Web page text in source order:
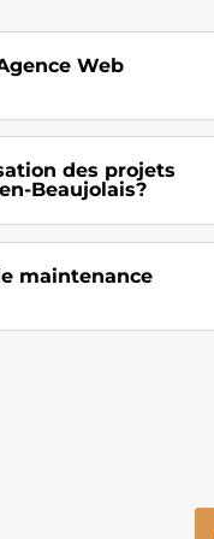
Web
des projets
Beaujolais?
maintenance